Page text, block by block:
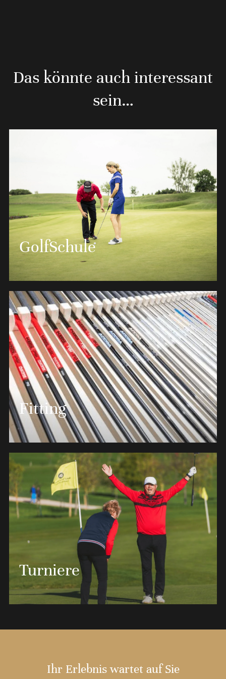
Das könnte auch interessant
sein…
GolfSchule
Schnupperkurse für Einsteiger, Unterstützung beim
Erreichen der Platzreife oder Pro-Stunden, unsere
Golflehrer beraten und begleiten Sie sehr gerne in
der Welt des GolfSports.
MEHR ERFAHREN
Fitting
In Zusammenarbeit mit Clubfixx bieten wir Ihnen ein
individuelles Fitting-Angebot, womit ein noch
besseres Golferlebnis möglich wird.
MEHR ERFAHREN
Turniere
Ihr Erlebnis wartet auf Sie